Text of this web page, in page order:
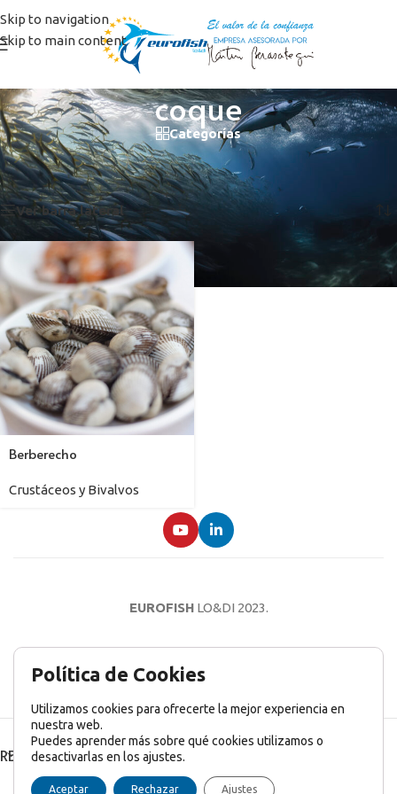
Skip to navigation
Skip to main content
coque
Categorías
Inicio/Productos etiquetados “coque”
Mostrando el único resultado
Ver barra lateral
Berberecho
Crustáceos y Bivalvos
EUROFISHLO&DI 2023.
AVISO LEGAL POLÍTICA DE PRIVACIDAD
RECENT POSTS
Política de Cookies
Utilizamos cookies para ofrecerte la mejor experiencia en
nuestra web.
Puedes aprender más sobre qué cookies utilizamos o
desactivarlas en los ajustes.
Aceptar Rechazar Ajustes
English Inglés) Français(Francés